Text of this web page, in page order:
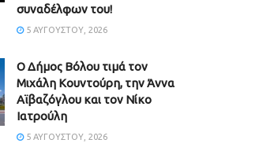
συναδέλφων του!
5 ΑΥΓΟΎΣΤΟΥ, 2026
Ο Δήμος Βόλου τιμά τον
Μιχάλη Κουντούρη, την Άννα
Αϊβαζόγλου και τον Νίκο
Ιατρούλη
5 ΑΥΓΟΎΣΤΟΥ, 2026